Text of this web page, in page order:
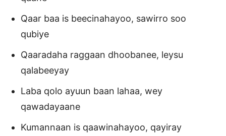
Qaar baa is beecinahayoo, sawirro soo
qubiye
Qaaradaha raggaan dhoobanee, leysu
qalabeeyay
Laba qolo ayuun baan lahaa, wey
qawadayaane
Kumannaan is qaawinahayoo, qayiray